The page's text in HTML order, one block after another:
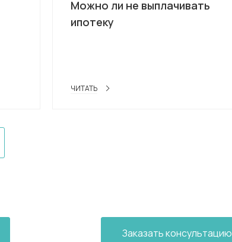
Можно ли не выплачивать
ипотеку
ЧИТАТЬ
Заказать консультацию